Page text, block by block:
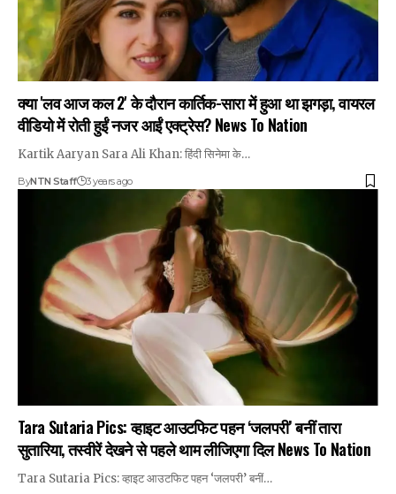
क्या 'लव आज कल 2' के दौरान कार्तिक-सारा में हुआ था झगड़ा, वायरल
वीडियो में रोती हुईं नजर आईं एक्ट्रेस? News To Nation
Kartik Aaryan Sara Ali Khan: हिंदी सिनेमा के…
ByNTN Staff 3 years ago
Tara Sutaria Pics: व्हाइट आउटफिट पहन ‘जलपरी’ बनीं तारा
सुतारिया, तस्वीरें देखने से पहले थाम लीजिएगा दिल News To Nation
Tara Sutaria Pics: व्हाइट आउटफिट पहन ‘जलपरी’ बनीं…